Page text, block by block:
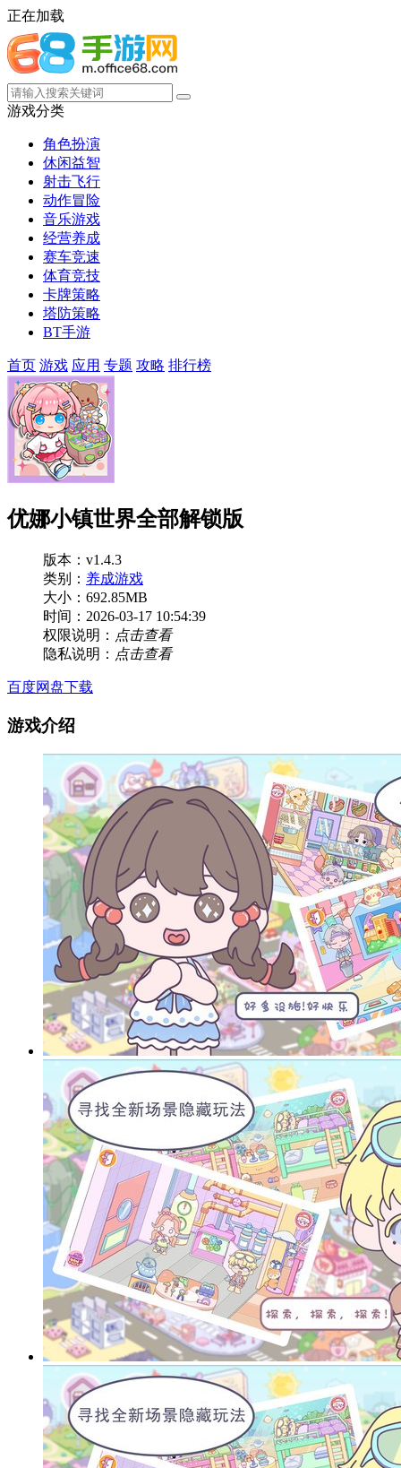
正在加载
游戏分类
角色扮演
休闲益智
射击飞行
动作冒险
音乐游戏
经营养成
赛车竞速
体育竞技
卡牌策略
塔防策略
BT手游
首页 游戏 应用 专题 攻略 排行榜
优娜小镇世界全部解锁版
版本：v1.4.3
类别： 养成游戏
大小：692.85MB
时间：2026-03-17 10:54:39
权限说明： 点击查看
隐私说明： 点击查看
百度网盘下载
游戏介绍